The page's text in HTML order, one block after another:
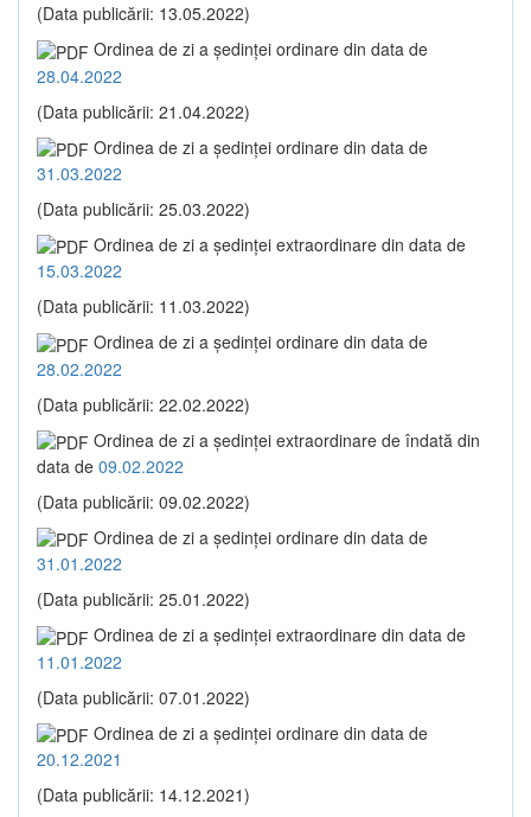
(Data publicării: 13.05.2022)
Ordinea de zi a şedinţei ordinare din data de
28.04.2022
(Data publicării: 21.04.2022)
Ordinea de zi a şedinţei ordinare din data de
31.03.2022
(Data publicării: 25.03.2022)
Ordinea de zi a şedinţei extraordinare din data de
15.03.2022
(Data publicării: 11.03.2022)
Ordinea de zi a şedinţei ordinare din data de
28.02.2022
(Data publicării: 22.02.2022)
Ordinea de zi a şedinţei extraordinare de îndată din
data de 09.02.2022
(Data publicării: 09.02.2022)
Ordinea de zi a şedinţei ordinare din data de
31.01.2022
(Data publicării: 25.01.2022)
Ordinea de zi a şedinţei extraordinare din data de
11.01.2022
(Data publicării: 07.01.2022)
Ordinea de zi a şedinţei ordinare din data de
20.12.2021
(Data publicării: 14.12.2021)